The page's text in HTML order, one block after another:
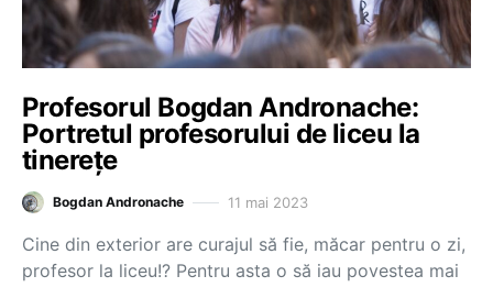
Profesorul Bogdan Andronache:
Portretul profesorului de liceu la
tinereţe
Bogdan Andronache 11 mai 2023
Cine din exterior are curajul să fie, măcar pentru o zi,
profesor la liceu!? Pentru asta o să iau povestea mai